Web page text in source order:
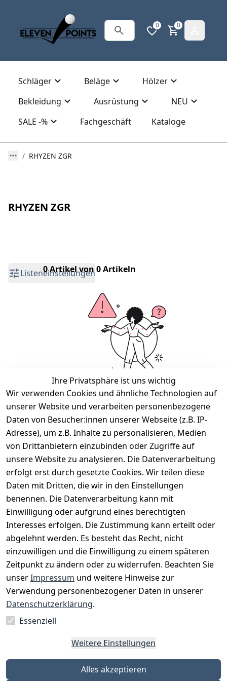
0 0
Schläger Beläge
Hölzer
Bekleidung
Ausrüstung
NEU
SALE -%
Fachgeschäft Kataloge
RHYZEN ZGR
RHYZEN ZGR
Listeneinstellungen
0 Artikel von 0 Artikeln
Wir haben keine Artikel mehr in dieser
Kategorie.
Haben Sie nicht gefunden, was Sie suchen?
Artikel durchsuchen
Ihre Privatsphäre ist uns wichtig
Wir verwenden Cookies und ähnliche Technologien auf
unserer Website und verarbeiten personenbezogene
Daten von Besucher:innen unserer Webseite (z.B. IP-
Adresse), um z.B. Inhalte zu personalisieren, Medien
von Drittanbietern einzubinden oder Zugriffe auf
unsere Website zu analysieren. Die Datenverarbeitung
erfolgt erst durch gesetzte Cookies. Wir teilen diese
Daten mit Dritten, die wir in den Einstellungen
benennen. Die Datenverarbeitung kann mit
Einwilligung oder aufgrund eines berechtigten
Interesses erfolgen. Die Zustimmung kann erteilt oder
abgelehnt werden. Es besteht das Recht, nicht
einzuwilligen und die Einwilligung zu einem späteren
Zeitpunkt zu ändern oder zu widerrufen. Beachten Sie
unserImpressum und weitere Hinweise zur
Verwendung personenbezogener Daten in unserer
Datenschutzerklärung.
Essenziell
Weitere Einstellungen
Alles akzeptieren
Rechtliches
AGB
Impressum
Datenschutze
rklärung
Barrierefreihe
Services
Kontakt
Registrieren
Katalog
Zahlungsm
öglichkeite
n
Vorkasse
PayPal
Versanddie
nstleister
Post